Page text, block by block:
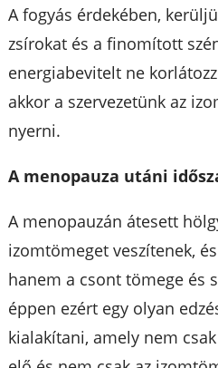
A fogyás érdekében,
zsírokat és a finomított
energiabevitelt ne
akkor a szervezetünk az
nyerni.
A menopauza utáni
A menopauzán átesett
izomtömeget veszítenek,
hanem a csont tömege és
éppen ezért egy olyan
kialakítani, amely nem